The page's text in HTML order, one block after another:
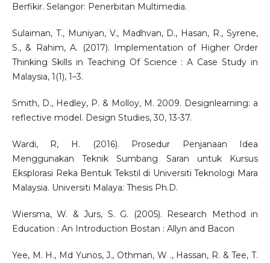
Berfikir. Selangor: Penerbitan Multimedia.
Sulaiman, T., Muniyan, V., Madhvan, D., Hasan, R., Syrene,
S., & Rahim, A. (2017). Implementation of Higher Order
Thinking Skills in Teaching Of Science : A Case Study in
Malaysia, 1(1), 1–3.
Smith, D., Hedley, P. & Molloy, M. 2009. Designlearning: a
reflective model. Design Studies, 30, 13-37.
Wardi, R, H. (2016). Prosedur Penjanaan Idea
Menggunakan Teknik Sumbang Saran untuk Kursus
Eksplorasi Reka Bentuk Tekstil di Universiti Teknologi Mara
Malaysia. Universiti Malaya: Thesis Ph.D.
Wiersma, W. & Jurs, S. G. (2005). Research Method in
Education : An Introduction Bostan : Allyn and Bacon
Yee, M. H., Md Yunos, J., Othman, W ., Hassan, R. & Tee, T.